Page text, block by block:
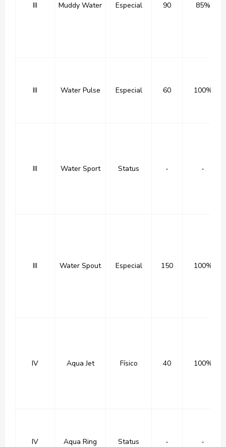
III Muddy Water Especial 90 85%
III Water Pulse Especial 60 100%
III Water Sport Status - -
III Water Spout Especial 150 100%
IV Aqua Jet Físico 40 100%
IV Aqua Ring Status - -